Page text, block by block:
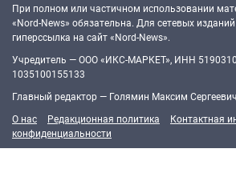
При полном или частичном использовании
«Nord-News» обязательна. Для сетевых
гиперссылка на сайт «Nord-News».
Учредитель — ООО «ИКС-МАРКЕТ», ИНН
1035100155133
Главный редактор — Голямин Максим Сергеевич
О нас
Редакционная политика Контактная
конфиденциальности